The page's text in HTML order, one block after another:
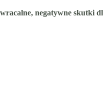
negatywne skutki